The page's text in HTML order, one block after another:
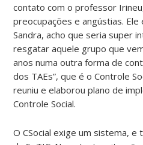
contato com o professor
preocupações e angústias. Ele
Sandra, acho que seria super
resgatar aquele grupo que
anos numa outra forma de
dos TAEs”, que é o Controle
reuniu e elaborou plano de
Controle Social.
O CSocial exige um sistema,